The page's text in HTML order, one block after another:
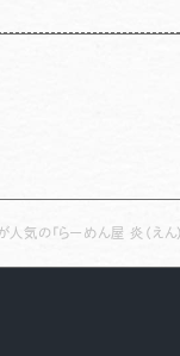
人気の「らーめん屋 炎（え